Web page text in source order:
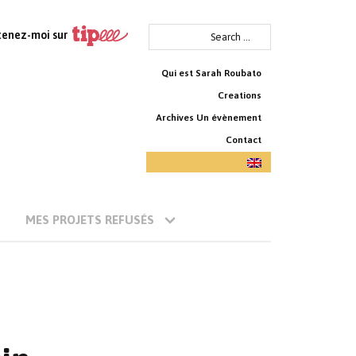
moi sur
for:
Qui est Sarah Roubato
Creations
Archives Un évènement
Contact
MES PROJETS REFUSÉS